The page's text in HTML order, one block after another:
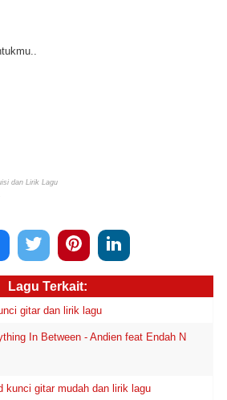
dan Lirik Lagu
Lagu Terkait:
gitar dan lirik lagu
In Between - Andien feat Endah N
kunci gitar mudah dan lirik lagu